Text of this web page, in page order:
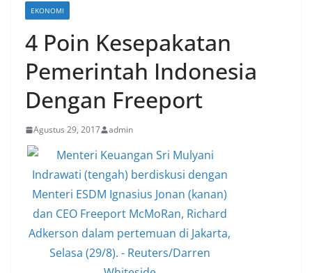
EKONOMI
4 Poin Kesepakatan
Pemerintah Indonesia
Dengan Freeport
Agustus 29, 2017 admin